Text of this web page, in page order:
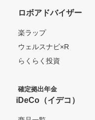
ロボアドバイザー
楽ラップ
ウェルスナビ×R
らくらく投資
確定拠出年金
iDeCo（イデコ）